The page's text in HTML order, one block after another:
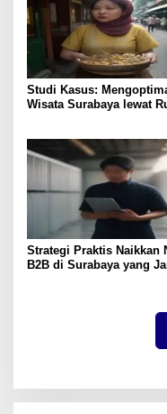
Studi Kasus:
Wisata Surabaya lewat
Strategi Praktis Naikkan
B2B di Surabaya yang